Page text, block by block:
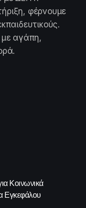
φέρνουμε
με αγάπη,
Κοινωνικά
Εγκεφάλου